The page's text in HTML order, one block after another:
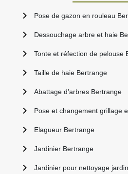
Pose de gazon en rouleau
Dessouchage arbre et haie
Tonte et réfection de pelouse
Taille de haie Bertrange
Abattage d'arbres Bertrange
Pose et changement grillage
Elagueur Bertrange
Jardinier Bertrange
Jardinier pour nettoyage